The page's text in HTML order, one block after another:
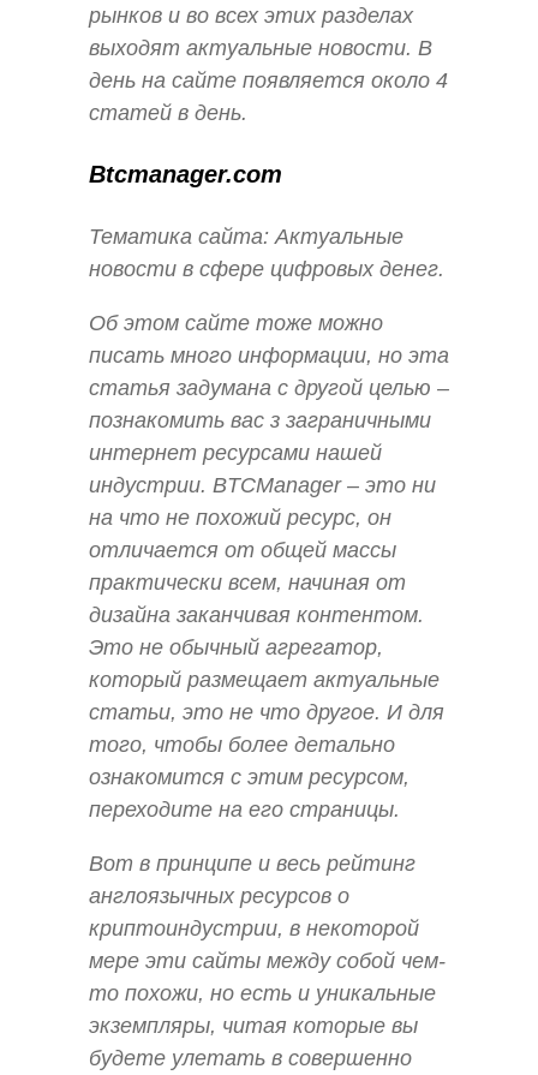
рынков и во всех этих разделах
выходят актуальные новости. В
день на сайте появляется около 4
статей в день.
Btcmanager.com
Тематика сайта: Актуальные
новости в сфере цифровых денег.
Об этом сайте тоже можно
писать много информации, но эта
статья задумана с другой целью –
познакомить вас з заграничными
интернет ресурсами нашей
индустрии. BTCManager – это ни
на что не похожий ресурс, он
отличается от общей массы
практически всем, начиная от
дизайна заканчивая контентом.
Это не обычный агрегатор,
который размещает актуальные
статьи, это не что другое. И для
того, чтобы более детально
ознакомится с этим ресурсом,
переходите на его страницы.
Вот в принципе и весь рейтинг
англоязычных ресурсов о
криптоиндустрии, в некоторой
мере эти сайты между собой чем-
то похожи, но есть и уникальные
экземпляры, читая которые вы
будете улетать в совершенно